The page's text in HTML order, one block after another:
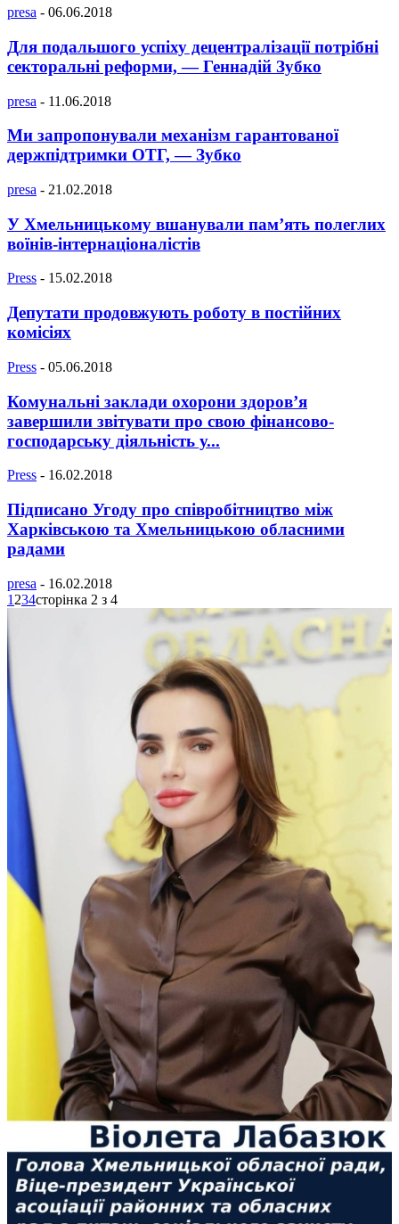
presa - 06.06.2018
Для подальшого успіху децентралізації потрібні
секторальні реформи, — Геннадій Зубко
presa - 11.06.2018
Ми запропонували механізм гарантованої
держпідтримки ОТГ, — Зубко
presa - 21.02.2018
У Хмельницькому вшанували пам’ять полеглих
воїнів-інтернаціоналістів
Press - 15.02.2018
Депутати продовжують роботу в постійних
комісіях
Press - 05.06.2018
Комунальні заклади охорони здоров’я
завершили звітувати про свою фінансово-
господарську діяльність у...
Press - 16.02.2018
Підписано Угоду про співробітництво між
Харківською та Хмельницькою обласними
радами
presa - 16.02.2018
1 234сторінка 2 з 4